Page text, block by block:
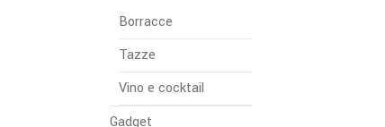
Borracce
Tazze
Vino e cocktail
Gadget